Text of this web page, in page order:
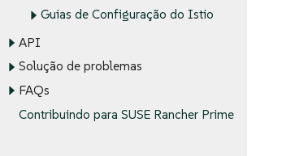
Guias de Configuração do Istio
API
Solução de problemas
FAQs
Contribuindo para SUSE Rancher Prime